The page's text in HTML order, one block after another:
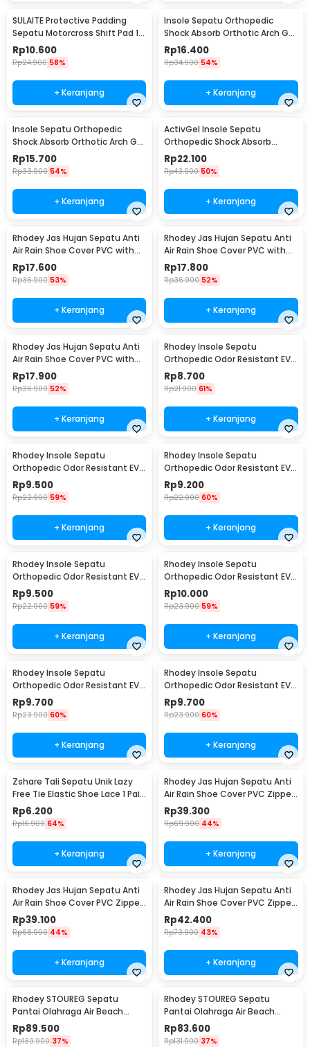
SULAITE Protective Padding
Sepatu Motorcross Shift Pad 1
PCS - GT-106
Rp10.600
Rp24.900 58%
+ Keranjang
Insole Sepatu Orthopedic
Shock Absorb Orthotic Arch Gel
Foam S - ZYD17
Rp16.400
Rp34.900 54%
+ Keranjang
Insole Sepatu Orthopedic
Shock Absorb Orthotic Arch Gel
Foam L - ZYD17
Rp15.700
Rp33.900 54%
+ Keranjang
ActivGel Insole Sepatu
Orthopedic Shock Absorb
Silicone Gel S
Rp22.100
Rp43.900 50%
+ Keranjang
Rhodey Jas Hujan Sepatu Anti
Air Rain Shoe Cover PVC with
Zipper M - F-300
Rp17.600
Rp36.900 53%
+ Keranjang
Rhodey Jas Hujan Sepatu Anti
Air Rain Shoe Cover PVC with
Zipper L - F-300
Rp17.800
Rp36.900 52%
+ Keranjang
Rhodey Jas Hujan Sepatu Anti
Air Rain Shoe Cover PVC with
Zipper XL - F-300
Rp17.900
Rp36.900 52%
+ Keranjang
Rhodey Insole Sepatu
Orthopedic Odor Resistant EVA
Foam 35 - Y3Y27
Rp8.700
Rp21.900 61%
+ Keranjang
Rhodey Insole Sepatu
Orthopedic Odor Resistant EVA
Foam 37 - Y3Y27
Rp9.500
Rp22.900 59%
+ Keranjang
Rhodey Insole Sepatu
Orthopedic Odor Resistant EVA
Foam 38 - Y3Y27
Rp9.200
Rp22.900 60%
+ Keranjang
Rhodey Insole Sepatu
Orthopedic Odor Resistant EVA
Foam 39 - Y3Y27
Rp9.500
Rp22.900 59%
+ Keranjang
Rhodey Insole Sepatu
Orthopedic Odor Resistant EVA
Foam 40 - Y3Y27
Rp10.000
Rp23.900 59%
+ Keranjang
Rhodey Insole Sepatu
Orthopedic Odor Resistant EVA
Foam 41 - Y3Y27
Rp9.700
Rp23.900 60%
+ Keranjang
Rhodey Insole Sepatu
Orthopedic Odor Resistant EVA
Foam 42 - Y3Y27
Rp9.700
Rp23.900 60%
+ Keranjang
Zshare Tali Sepatu Unik Lazy
Free Tie Elastic Shoe Lace 1 Pair
- T10
Rp6.200
Rp16.900 64%
+ Keranjang
Rhodey Jas Hujan Sepatu Anti
Air Rain Shoe Cover PVC Zipper
Reflector XL - H-212
Rp39.300
Rp69.900 44%
+ Keranjang
Rhodey Jas Hujan Sepatu Anti
Air Rain Shoe Cover PVC Zipper
Reflector M - H-212
Rp39.100
Rp68.900 44%
+ Keranjang
Rhodey Jas Hujan Sepatu Anti
Air Rain Shoe Cover PVC Zipper
Reflector L - H-212
Rp42.400
Rp73.900 43%
+ Keranjang
Rhodey STOUREG Sepatu
Pantai Olahraga Air Beach
Shoes 42 - 6688
Rp89.500
Rp139.900 37%
Rhodey STOUREG Sepatu
Pantai Olahraga Air Beach
Shoes 43 - 6688
Rp83.600
Rp131.900 37%